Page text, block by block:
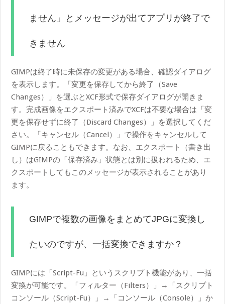
ません」とメッセージが出てアプリが終了で
きません
GIMPは終了時に未保存の変更がある場合、確認ダイアログ
を表示します。「変更を保存してから終了（Save
Changes）」を選ぶとXCF形式で保存ダイアログが開きま
す。完成画像をエクスポート済みでXCFは不要な場合は「変
更を保存せずに終了（Discard Changes）」を選択してくだ
さい。「キャンセル（Cancel）」で操作をキャンセルして
GIMPに戻ることもできます。なお、エクスポート（書き出
し）はGIMPの「保存済み」状態とは別に扱われるため、エ
クスポートしてもこのメッセージが表示されることがあり
ます。
GIMPで複数の画像をまとめてJPGに変換し
たいのですが、一括変換できますか？
GIMPには「Script-Fu」というスクリプト機能があり、一括
変換が可能です。「フィルター（Filters）」→「スクリプト
コンソール（Script-Fu）」→「コンソール（Console）」か